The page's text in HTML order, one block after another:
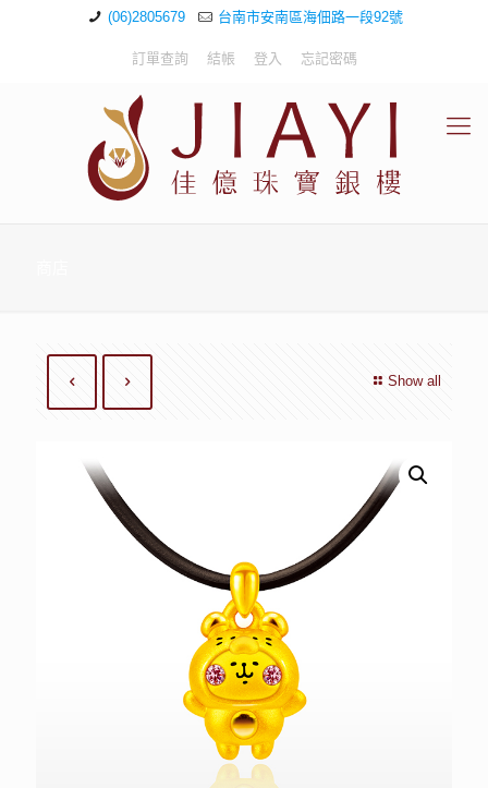
(06)2805679 台南市安南區海佃路一段92號
訂單查詢 結帳 登入 忘記密碼
Show all